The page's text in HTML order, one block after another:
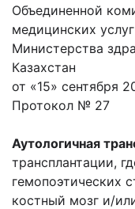
Объединенной
медицинских услуг
Министерства
Казахстан
от «15» сентября
Протокол № 27
Аутологичная
трансплантации,
гемопоэтических
костный мозг и/